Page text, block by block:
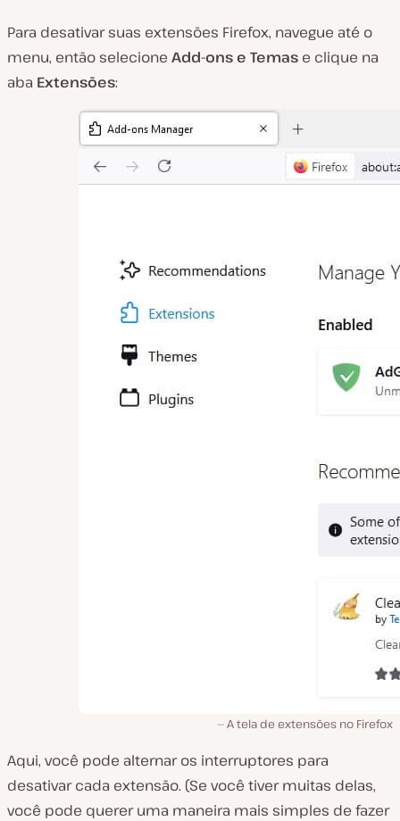
Para desativar suas extensões Firefox, navegue até o
menu, então selecione Add-ons e Temas e clique na
aba Extensões:
A tela de extensões no Firefox
Aqui, você pode alternar os interruptores para
desativar cada extensão. (Se você tiver muitas delas,
você pode querer uma maneira mais simples de fazer